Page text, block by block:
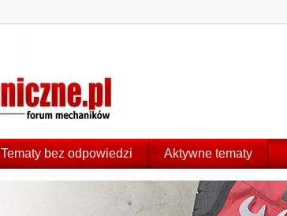
Tematy bez odpowiedzi Aktywne tematy